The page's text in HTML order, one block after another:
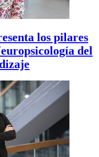
los pilares
del